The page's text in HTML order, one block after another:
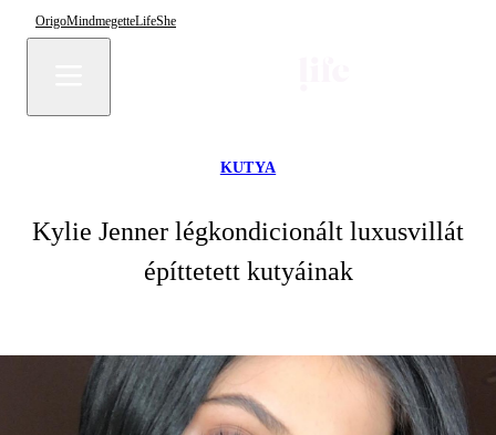
OrigoMindmegetteLifeShe
KUTYA
Kylie Jenner légkondicionált luxusvillát
építtetett kutyáinak